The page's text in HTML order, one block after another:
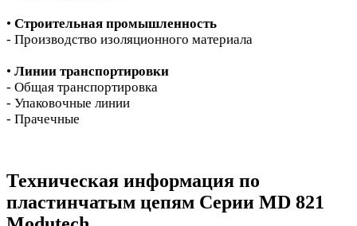
• Строительная промышленность
- Производство изоляционного материала
• Линии транспортировки
- Общая транспортировка
- Упаковочные линии
- Прачечные
Техническая информация по
пластинчатым цепям Серии MD 821